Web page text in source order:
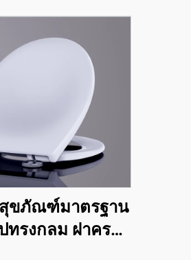
ขภัณฑ์มาตรฐาน
ทรงกลม ฝาครอบ